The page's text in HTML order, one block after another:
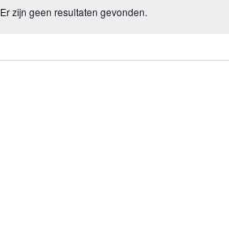
Bericht
Er zijn geen resultaten gevonden.